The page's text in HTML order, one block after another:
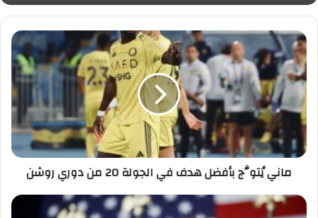
ماني
يُتوَّج
بأفضل
هدف
في
الجولة
20
من
دوري
روشنماني يُتوَّج بأفضل هدف في الجولة 20 من دوري روشن
شي